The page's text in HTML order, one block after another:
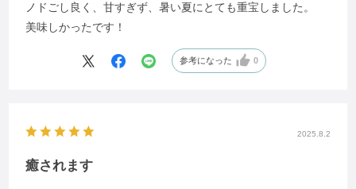
ノドごし良く、甘すぎず、暑い夏にとても重宝しました。
美味しかったです！
参考になった 0
2025.8.2
癒されます